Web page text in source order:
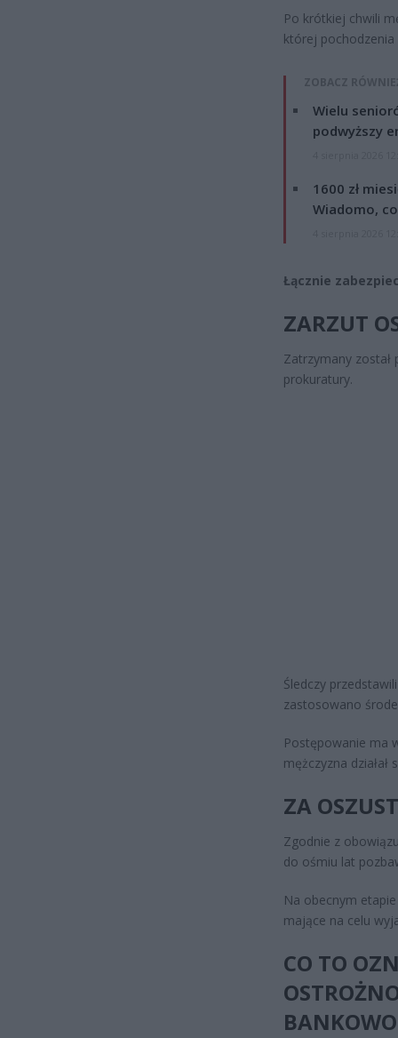
Po krótkiej chwili
której pochodzenia
ZOBACZ
Wielu
podwyższy
1600 zł
Wiadomo,
Łącznie
ZARZUT
Zatrzymany
prokuratury.
Śledczy
zastosowano
Postępowanie ma
mężczyzna
ZA
Zgodnie z
do ośmiu lat
Na obecnym
mające na celu
CO TO